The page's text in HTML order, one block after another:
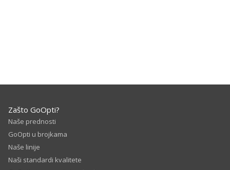
Zašto GoOpti?
Naše prednosti
GoOpti u brojkama
Naše linije
Naši standardi kvalitete